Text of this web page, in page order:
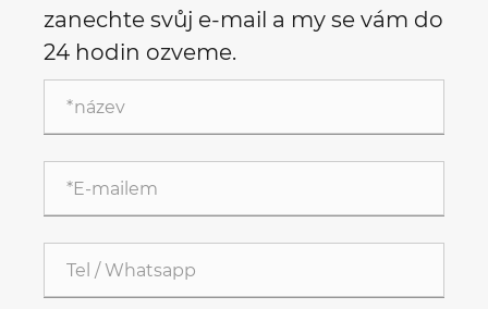
zanechte svůj e-mail a my se vám do
24 hodin ozveme.